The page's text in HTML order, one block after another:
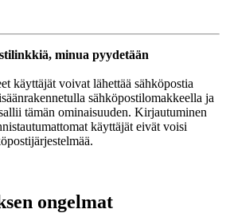
minua pyydetään
käyttäjät voivat lähettää sähköpostia
sähköpostilomakkeella ja
tämän ominaisuuden. Kirjautuminen
käyttäjät eivät voisi
ongelmat